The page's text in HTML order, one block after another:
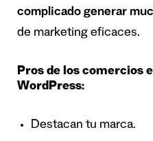
complicado generar
de marketing eficaces.
Pros de los comercios
WordPress:
Destacan tu marca.